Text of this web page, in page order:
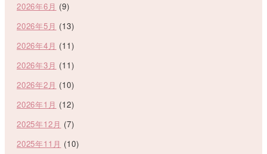
2026年6月 (9)
2026年5月 (13)
2026年4月 (11)
2026年3月 (11)
2026年2月 (10)
2026年1月 (12)
2025年12月 (7)
2025年11月 (10)